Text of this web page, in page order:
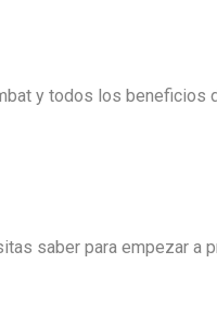
y todos los beneficios
saber para empezar a